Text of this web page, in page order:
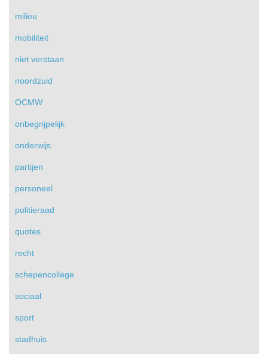
milieu
mobiliteit
niet verstaan
noordzuid
OCMW
onbegrijpelijk
onderwijs
partijen
personeel
politieraad
quotes
recht
schepencollege
sociaal
sport
stadhuis